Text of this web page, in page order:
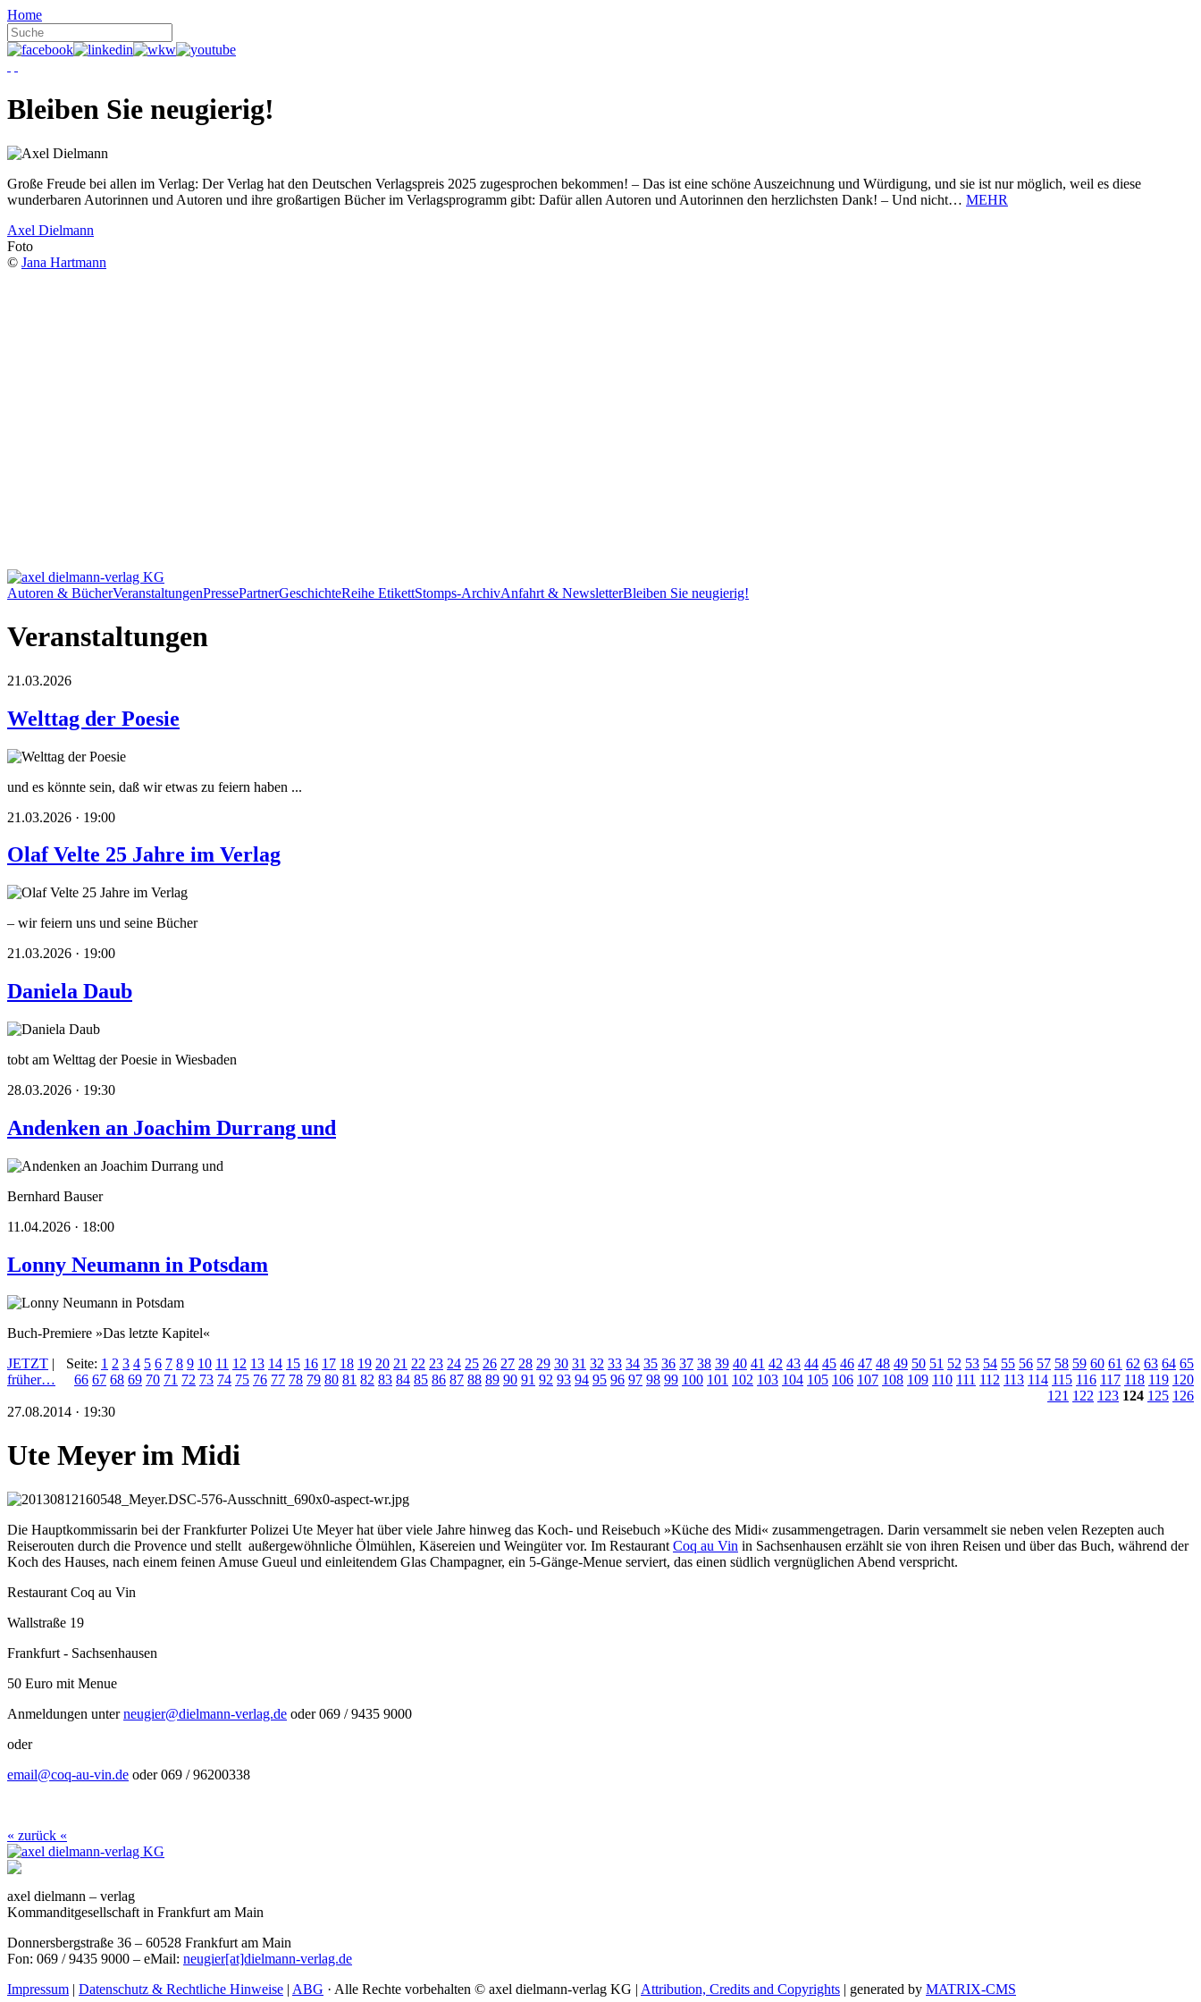
Home
Bleiben Sie neugierig!
Große Freude bei allen im Verlag: Der Verlag hat den Deutschen Verlagspreis 2025 zugesprochen bekommen! – Das ist eine schöne Auszeichnung und Würdigung, und sie ist nur möglich, weil es diese
wunderbaren Autorinnen und Autoren und ihre großartigen Bücher im Verlagsprogramm gibt: Dafür allen Autoren und Autorinnen den herzlichsten Dank! – Und nicht… MEHR
Axel Dielmann
Foto
© Jana Hartmann
Autoren & BücherVeranstaltungenPressePartnerGeschichteReihe EtikettStomps-ArchivAnfahrt & NewsletterBleiben Sie neugierig!
Veranstaltungen
21.03.2026
Welttag der Poesie
und es könnte sein, daß wir etwas zu feiern haben ...
21.03.2026 · 19:00
Olaf Velte 25 Jahre im Verlag
– wir feiern uns und seine Bücher
21.03.2026 · 19:00
Daniela Daub
tobt am Welttag der Poesie in Wiesbaden
28.03.2026 · 19:30
Andenken an Joachim Durrang und
Bernhard Bauser
11.04.2026 · 18:00
Lonny Neumann in Potsdam
Buch-Premiere »Das letzte Kapitel«
JETZT |
früher…
Seite: 1 2 3 4 5 6 7 8 9 10 11 12 13 14 15 16 17 18 19 20 21 22 23 24 25 26 27 28 29 30 31 32 33 34 35 36 37 38 39 40 41 42 43 44 45 46 47 48 49 50 51 52 53 54 55 56 57 58 59 60 61 62 63 64 65
66 67 68 69 70 71 72 73 74 75 76 77 78 79 80 81 82 83 84 85 86 87 88 89 90 91 92 93 94 95 96 97 98 99 100 101 102 103 104 105 106 107 108 109 110 111 112 113 114 115 116 117 118 119 120
121 122 123 124 125 126
27.08.2014 · 19:30
Ute Meyer im Midi
Die Hauptkommissarin bei der Frankfurter Polizei Ute Meyer hat über viele Jahre hinweg das Koch- und Reisebuch »Küche des Midi« zusammengetragen. Darin versammelt sie neben velen Rezepten auch
Reiserouten durch die Provence und stellt außergewöhnliche Ölmühlen, Käsereien und Weingüter vor. Im Restaurant Coq au Vin in Sachsenhausen erzählt sie von ihren Reisen und über das Buch, während der
Koch des Hauses, nach einem feinen Amuse Gueul und einleitendem Glas Champagner, ein 5-Gänge-Menue serviert, das einen südlich vergnüglichen Abend verspricht.
Restaurant Coq au Vin
Wallstraße 19
Frankfurt - Sachsenhausen
50 Euro mit Menue
Anmeldungen unterneugier@dielmann-verlag.de oder 069 / 9435 9000
oder
email@coq-au-vin.de oder 069 / 96200338
« zurück «
axel dielmann – verlag
Kommanditgesellschaft in Frankfurt am Main
Donnersbergstraße 36 – 60528 Frankfurt am Main
Fon: 069 / 9435 9000 – eMail: neugier[at]dielmann-verlag.de
Impressum | Datenschutz & Rechtliche Hinweise | ABG · Alle Rechte vorbehalten © axel dielmann-verlag KG | Attribution, Credits and Copyrights | generated by MATRIX-CMS